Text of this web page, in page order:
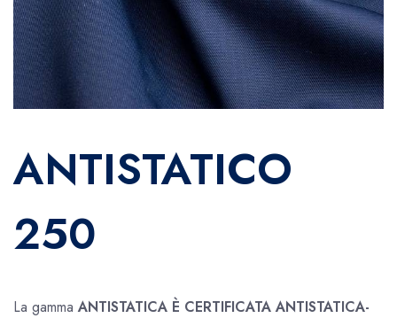
ANTISTATICO
250
La gamma ANTISTATICA È CERTIFICATA ANTISTATICA-